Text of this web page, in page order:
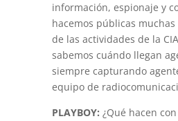
información, espionaje y
hacemos públicas
de las actividades de la
sabemos cuándo llegan
siempre capturando
equipo de
PLAYBOY: ¿Qué hacen